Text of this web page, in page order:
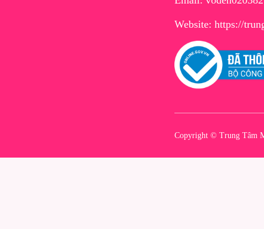
Website: https://
Copyright © Trung Tâm